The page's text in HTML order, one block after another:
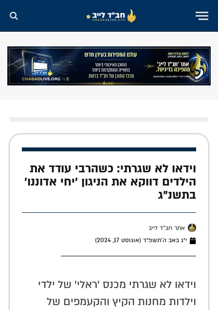
וידאו לא שגרתי: כשהרבי עודד את
הילדים דווקא את הניגון 'יחי אדוננו'
בתשנ"ג
אתר חב"ד לייב
י״ג באב ה׳תשפ״ד (אוגוסט 17, 2024)
וידאו לא שגרתי מכנס 'ראלי' של ילדי
וילדות מחנות הקיץ והקעמפים של